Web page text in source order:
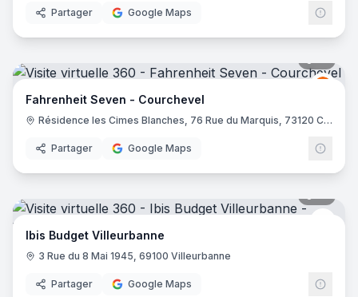
Partager Google Maps
Fahrenheit Seven - Courchevel
Résidence les Cimes Blanches, 76 Rue du Marquis, 73120 Courchevel
Partager Google Maps
Ibis
Ibis Budget Villeurbanne
3 Rue du 8 Mai 1945, 69100 Villeurbanne
Partager Google Maps